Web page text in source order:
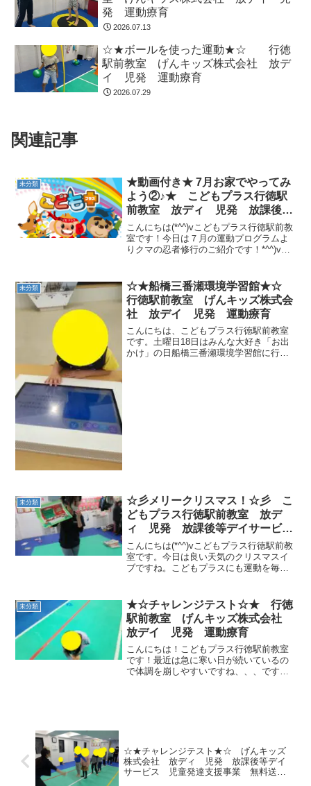
発 運動療育
2026.07.13
☆★ボールを使った運動★☆ 行徳
駅前教室 げんキッズ株式会社 放デ
イ 児発 運動療育
2026.07.29
関連記事
未分類
★動画付き★ 7月お家でやってみ
よう②♪★ こどもプラス行徳駅
前教室 放ディ 児発 放課後等
デイサービス 児童発達支援事
業 無料送迎 発達障害 運動
療育 行徳 行徳駅前 南行徳
こんにちは(*^^)vこどもプラス行徳駅前教
室です！今日は７月の運動プログラムよ
りクマの忍者修行のご紹介です！*^^)v初
実践のポイント》・マット（座布団な
ど）を２...
未分類
☆★船橋三番瀬環境学習館★☆
行徳駅前教室 げんキッズ株式会
社 放デイ 児発 運動療育
こんにちは、こどもプラス行徳駅前教室
です。土曜日18日はみんな大好き「お出
かけ」の日船橋三番瀬環境学習館に行っ
未分類
☆彡メリークリスマス！☆彡 こ
どもプラス行徳駅前教室 放デ
ィ 児発 放課後等デイサービ
ス 児童発達支援事業 無料送
迎 発達障害 運動療育 行
徳 行徳駅前 南行徳 妙典 市
こんにちは(*^^)vこどもプラス行徳駅前教
室です。今日は良い天気のクリスマスイ
ブですね。こどもプラスにも運動を毎日
さんからの手紙です。 どの子もサンタ
さんからのプレゼ...
未分類
★☆チャレンジテスト☆★ 行徳
駅前教室 げんキッズ株式会社
放デイ 児発 運動療育
こんにちは！こどもプラス行徳駅前教室
です！最近は急に寒い日が続いているの
で体調を崩しやすいですね、、、です
☆★チャレンジテスト★☆ げんキッズ
株式会社 放ディ 児発 放課後等デイ
サービス 児童発達支援事業 無料送